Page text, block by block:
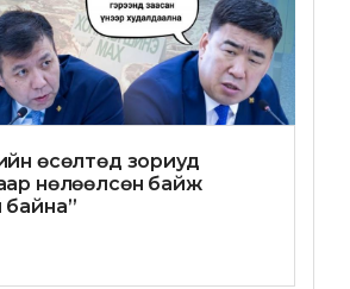
өсөлтөд зориуд
нөлөөлсөн байж